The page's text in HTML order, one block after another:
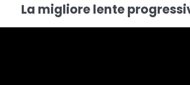
La migliore lente